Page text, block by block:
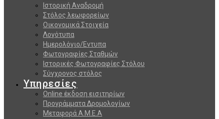
Ιστορική Αναδρομή
Στόλος λεωφορείων
Οικονομικά Στοιχεία
Λογότυπα
Ημερολόγιο/Εντυπα
Φωτογραφίες Σταθμών
Ιστορικές Φωτογραφίες Στόλου
Σύγχρονος στόλος
Υπηρεσίες
Online έκδοση εισιτηρίων
Προγράμματα Δρομολογίων
Μεταφορά Α.Μ.Ε.Α